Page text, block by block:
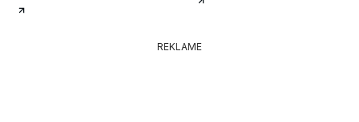
REKLAME